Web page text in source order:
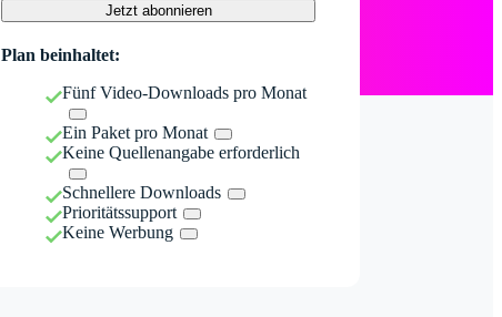
Jetzt abonnieren
Plan beinhaltet:
Fünf Video-Downloads pro Monat
Ein Paket pro Monat
Keine Quellenangabe erforderlich
Schnellere Downloads
Prioritätssupport
Keine Werbung